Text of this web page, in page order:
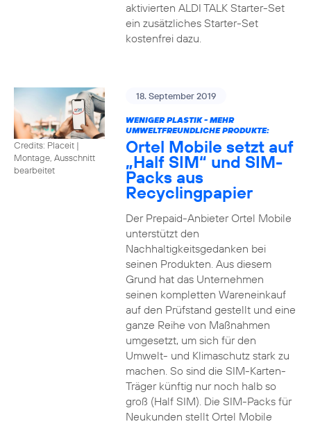
aktivierten ALDI TALK Starter-Set
ein zusätzliches Starter-Set
kostenfrei dazu.
Credits: Placeit |
Montage, Ausschnitt
bearbeitet
18. September 2019
WENIGER PLASTIK - MEHR
UMWELTFREUNDLICHE PRODUKTE:
Ortel Mobile setzt auf
„Half SIM“ und SIM-
Packs aus
Recyclingpapier
Der Prepaid-Anbieter Ortel Mobile
unterstützt den
Nachhaltigkeitsgedanken bei
seinen Produkten. Aus diesem
Grund hat das Unternehmen
seinen kompletten Wareneinkauf
auf den Prüfstand gestellt und eine
ganze Reihe von Maßnahmen
umgesetzt, um sich für den
Umwelt- und Klimaschutz stark zu
machen. So sind die SIM-Karten-
Träger künftig nur noch halb so
groß (Half SIM). Die SIM-Packs für
Neukunden stellt Ortel Mobile